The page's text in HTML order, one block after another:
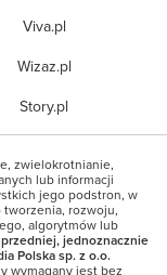
Viva.pl
Wizaz.pl
Story.pl
zwielokrotnianie,
lub informacji
jego podstron, w
rozwoju,
algorytmów lub
jednoznacznie
Polska sp. z o.o.
wymagany jest bez